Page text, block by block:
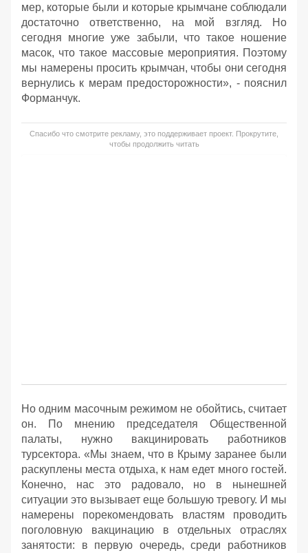
мер, которые были и которые крымчане соблюдали
достаточно ответственно, на мой взгляд. Но
сегодня многие уже забыли, что такое ношение
масок, что такое массовые мероприятия. Поэтому
мы намерены просить крымчан, чтобы они сегодня
вернулись к мерам предосторожности», - пояснил
Форманчук.
Спасибо что смотрите рекламу, это поддерживает проект. Прокрутите,
чтобы продолжить читать
Но одним масочным режимом не обойтись, считает
он. По мнению председателя Общественной
палаты, нужно вакцинировать работников
турсектора. «Мы знаем, что в Крыму заранее были
раскуплены места отдыха, к нам едет много гостей.
Конечно, нас это радовало, но в нынешней
ситуации это вызывает еще большую тревогу. И мы
намерены порекомендовать властям проводить
поголовную вакцинацию в отдельных отраслях
занятости: в первую очередь, среди работников